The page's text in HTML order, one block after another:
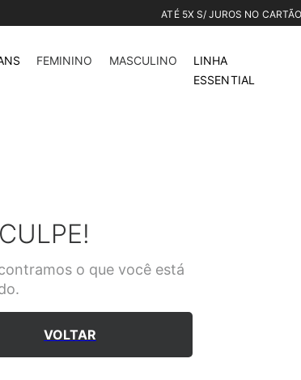
FEMININO MASCULINO
LINHA
ESSENTIAL
o que você está
VOLTAR